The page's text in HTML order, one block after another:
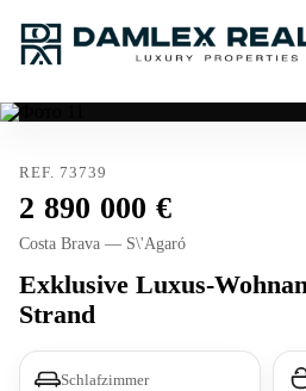
REF. 73739
2 890 000
Costa Brava — S\'Agaró
Exklusive Luxus-
Strand
Schlafzimmer